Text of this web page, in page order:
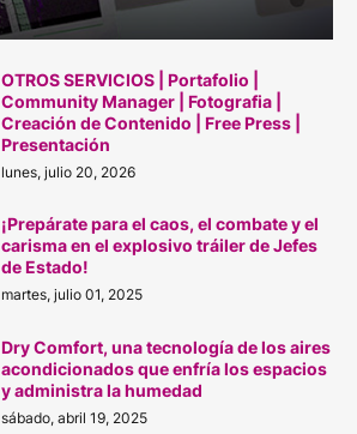
OTROS SERVICIOS | Portafolio |
Community Manager | Fotografia |
Creación de Contenido | Free Press |
Presentación
lunes, julio 20, 2026
¡Prepárate para el caos, el combate y el
carisma en el explosivo tráiler de Jefes
de Estado!
martes, julio 01, 2025
Dry Comfort, una tecnología de los aires
acondicionados que enfría los espacios
y administra la humedad
sábado, abril 19, 2025